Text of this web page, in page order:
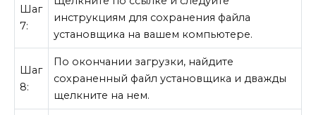
Шаг
7:
инструкциям для сохранения файла
установщика на вашем компьютере.
Шаг
8:
По окончании загрузки, найдите
сохраненный файл установщика и дважды
щелкните на нем.